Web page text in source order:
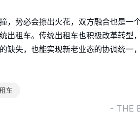
，势必会擦出火花，双方融合也是
出租车。传统出租车也积极改革转
缺失，也能实现新老业态的协调统一
车
- THE